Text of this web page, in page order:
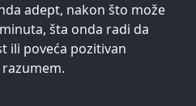
adept, nakon što može
šta onda radi da
ili poveća pozitivan